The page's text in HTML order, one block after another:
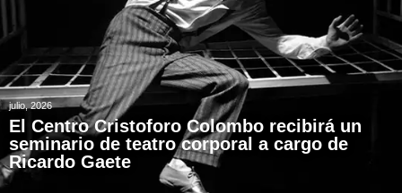
julio, 2026
El Centro Cristoforo Colombo recibirá un
seminario de teatro corporal a cargo de
Ricardo Gaete